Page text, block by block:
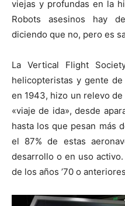
viejas y profundas en la
Robots asesinos hay
diciendo que no, pero es
La Vertical Flight
helicopteristas y gente
en 1943, hizo un relevo
«viaje de ida», desde
hasta los que pesan más
el 87% de estas
desarrollo o en uso
de los años ’70 o